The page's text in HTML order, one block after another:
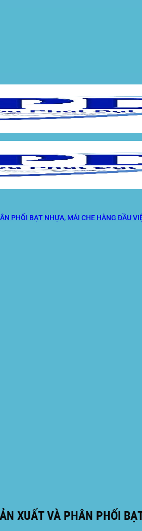
PHỐI BẠT NHỰA, MÁI CHE HÀNG ĐẦU
XUẤT VÀ PHÂN PHỐI